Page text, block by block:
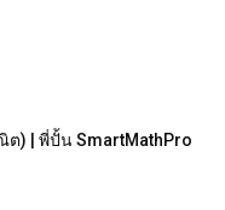
ต) | พี่ปั้น SmartMathPro